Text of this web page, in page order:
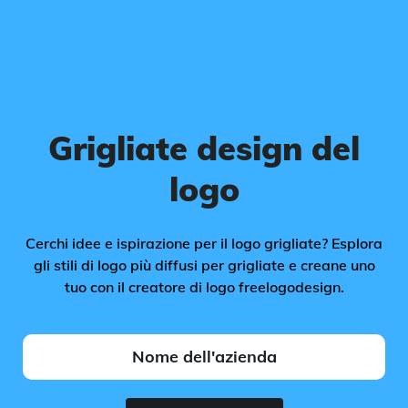
Grigliate design del
logo
Cerchi idee e ispirazione per il logo grigliate? Esplora
gli stili di logo più diffusi per grigliate e creane uno
tuo con il creatore di logo freelogodesign.